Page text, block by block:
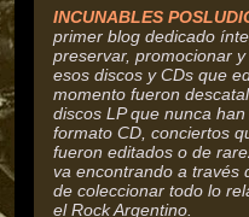
INCUNABLES
primer blog dedicado
preservar, promocionar
esos discos y CDs que
momento fueron
discos LP que nunca
formato CD, conciertos
fueron editados o de
va encontrando a través
de coleccionar todo lo
el Rock Argentino.